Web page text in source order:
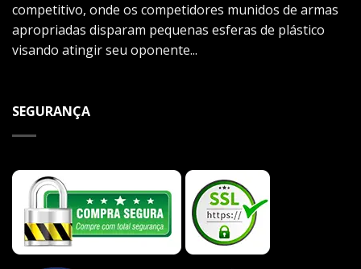
competitivo, onde os competidores munidos de armas
apropriadas disparam pequenas esferas de plástico
visando atingir seu oponente...
SEGURANÇA